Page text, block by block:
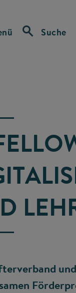
Suche